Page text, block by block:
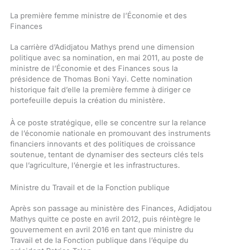
La première femme ministre de l’Économie et des
Finances
La carrière d’Adidjatou Mathys prend une dimension
politique avec sa nomination, en mai 2011, au poste de
ministre de l’Économie et des Finances sous la
présidence de Thomas Boni Yayi. Cette nomination
historique fait d’elle la première femme à diriger ce
portefeuille depuis la création du ministère.
À ce poste stratégique, elle se concentre sur la relance
de l’économie nationale en promouvant des instruments
financiers innovants et des politiques de croissance
soutenue, tentant de dynamiser des secteurs clés tels
que l’agriculture, l’énergie et les infrastructures.
Ministre du Travail et de la Fonction publique
Après son passage au ministère des Finances, Adidjatou
Mathys quitte ce poste en avril 2012, puis réintègre le
gouvernement en avril 2016 en tant que ministre du
Travail et de la Fonction publique dans l’équipe du